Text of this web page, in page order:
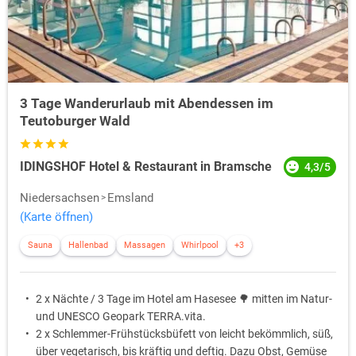
und eine Flamingo Kolonie führt.
Zum Mountainbiking ist die „Grenztour“ angelegt.
Für einen Kurzurlaub auf dem Pferderücken hält die Stadt Rhede
eine Rundtour bereit.
Kunst und Natur werden auf der „Kunstroute“ vereint.
Fernab von den touristischen Routen führt der Weg durch Ahaus,
Diepenheim, Haaksbergen und Schöppingen, vorbei an alten Kirchen,
romantischen Wasserschlössern sowie Mühlen, ferner an
zeitgenössischen Skulpturen in ausdrucksstarker Formensprache.
Die reizvolle Umgebung mit dem Reichtum einer Jahrhunderte alten
Kulturgeschichte in Kombination mit Kunst der Gegenwart, zeichnen
das Niederländische Grenzgebiet aus.
3 Tage Wanderurlaub mit Abendessen im
Teutoburger Wald
IDINGSHOF Hotel & Restaurant in Bramsche 4,3/5
Niedersachsen
Emsland
(Karte öffnen)
Sauna Hallenbad Massagen Whirlpool +3
2 x Nächte / 3 Tage im Hotel am Hasesee 🌳 mitten im Natur-
und UNESCO Geopark TERRA.vita.
2 x Schlemmer-Frühstücksbüfett von leicht bekömmlich, süß,
über vegetarisch, bis kräftig und deftig. Dazu Obst, Gemüse